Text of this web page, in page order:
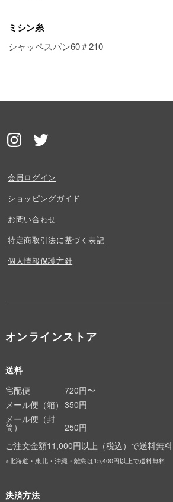
ミシン糸
シャッペスパン60＃210
会員ログイン
ショッピングガイド
お問い合わせ
特定商取引法に基づく表記
個人情報保護方針
オンラインストア
送料
宅配便
720円〜
メール便（箱） 350円
メール便（封
筒）
250円
ご注文金額11,000円以上（税込）で送料無料
※北海道・東北・沖縄・離島は15,400円以上で送料無料
決済方法